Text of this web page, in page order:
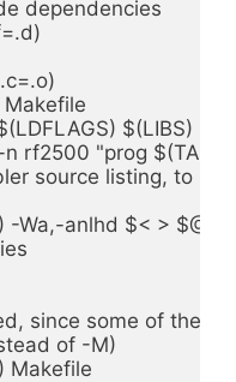
dependencies
Makefile
source listing, to
since some of these
of -M)
Makefile